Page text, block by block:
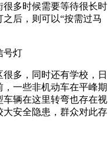
多时候需要等待很长时
后，则可以“按需过马
多，同时还有学校，日
一些非机动车在平峰期
辆在这里转弯也存在视
安全隐患，群众对此存